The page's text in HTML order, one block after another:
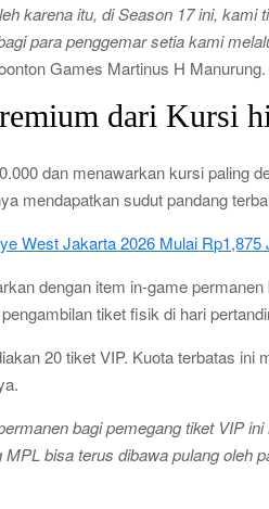
karena itu, di Season 17 ini,
para penggemar setia kami
Games Martinus H Manurung.
dari Kursi
dan menawarkan kursi paling
mendapatkan sudut pandang
West Jakarta 2026 Mulai Rp1,875
dengan item in-game
tiket fisik di hari
20 tiket VIP. Kuota terbatas
bagi pemegang tiket VIP
MPL bisa terus dibawa pulang